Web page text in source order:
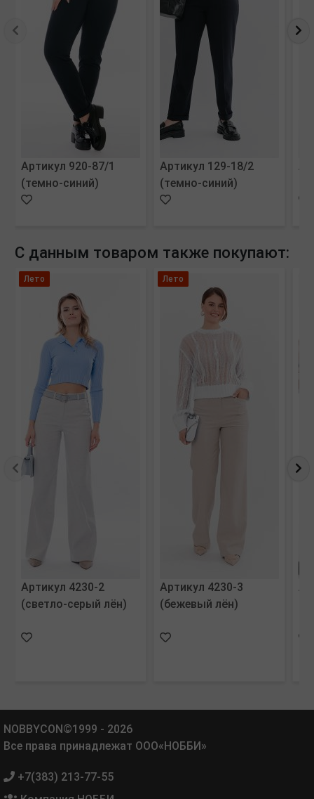
Артикул 920-87/1
(темно-синий)
Артикул 129-18/2
(темно-синий)
С данным товаром также покупают:
Лето
Артикул 4230-2
(светло-серый лён)
Лето
Артикул 4230-3
(бежевый лён)
NOBBYCON©1999 - 2026
Все права принадлежат ООО«НОББИ»
+7(383) 213-77-55